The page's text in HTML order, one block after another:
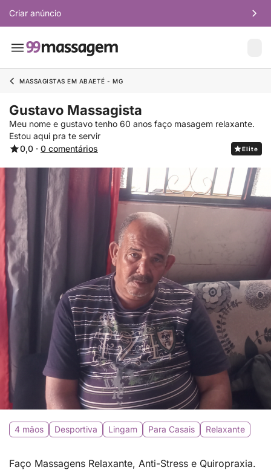
Criar anúncio
MASSAGISTAS EM ABAETÉ - MG
Gustavo Massagista
Meu nome e gustavo tenho 60 anos faço masagem relaxante.
Estou aqui pra te servir
0,0 · 0 comentários Elite
4 mãos Desportiva Lingam Para Casais Relaxante
Faço Massagens Relaxante, Anti-Stress e Quiropraxia.